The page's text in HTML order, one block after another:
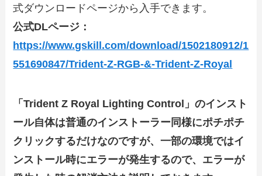
式ダウンロードページから入手できます。
公式DLページ：
https://www.gskill.com/download/1502180912/1
551690847/Trident-Z-RGB-&-Trident-Z-Royal
「Trident Z Royal Lighting Control」のインスト
ール自体は普通のインストーラー同様にポチポチ
クリックするだけなのですが、一部の環境ではイ
ンストール時にエラーが発生するので、エラーが